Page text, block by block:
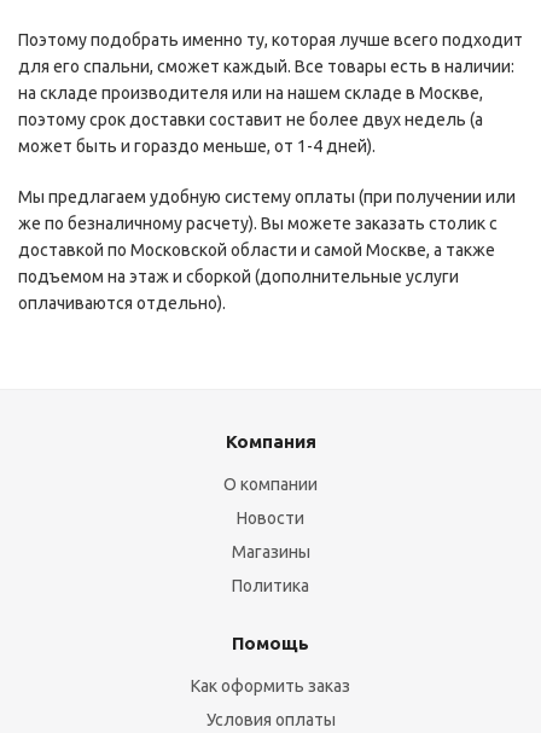
Поэтому подобрать именно ту, которая лучше всего подходит
для его спальни, сможет каждый. Все товары есть в наличии:
на складе производителя или на нашем складе в Москве,
поэтому срок доставки составит не более двух недель (а
может быть и гораздо меньше, от 1-4 дней).
Мы предлагаем удобную систему оплаты (при получении или
же по безналичному расчету). Вы можете заказать столик с
доставкой по Московской области и самой Москве, а также
подъемом на этаж и сборкой (дополнительные услуги
оплачиваются отдельно).
Компания
О компании
Новости
Магазины
Политика
Помощь
Как оформить заказ
Условия оплаты